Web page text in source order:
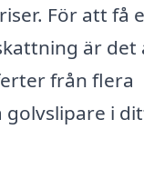
För att få
är det
från flera
golvslipare i